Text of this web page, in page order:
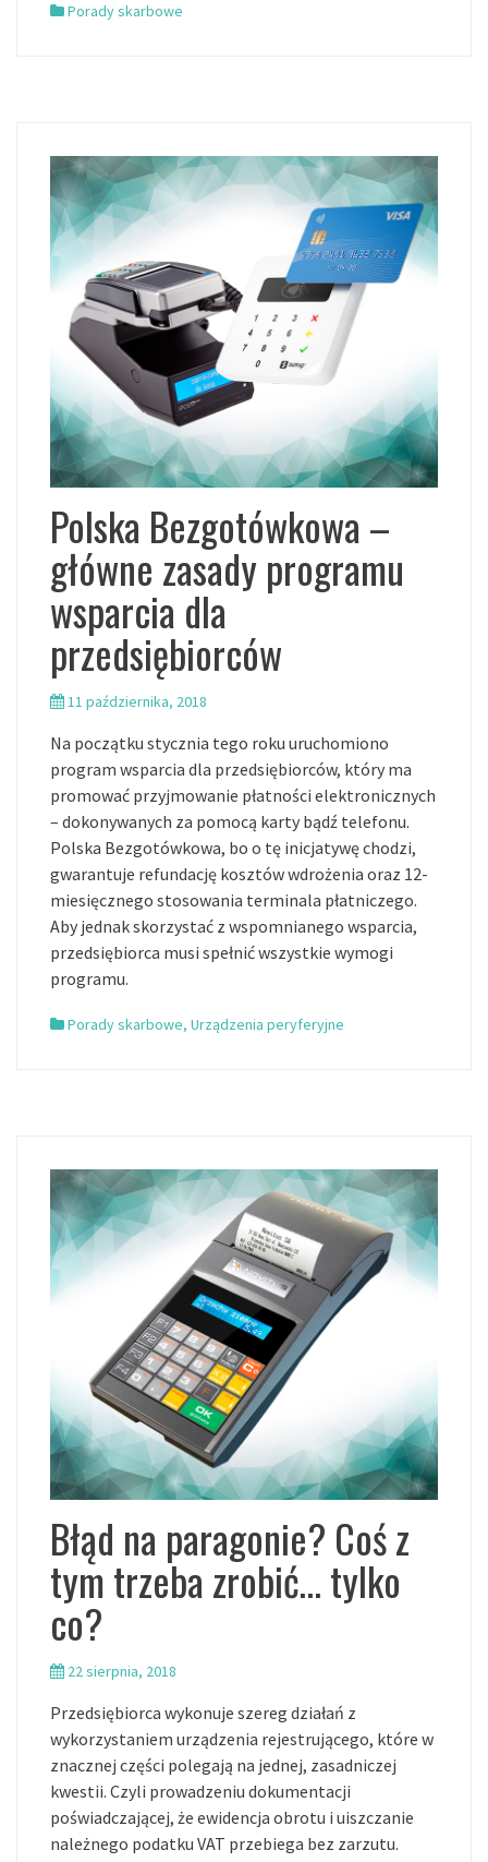
Porady skarbowe
Polska Bezgotówkowa –
główne zasady programu
wsparcia dla
przedsiębiorców
11 października, 2018
Na początku stycznia tego roku uruchomiono
program wsparcia dla przedsiębiorców, który ma
promować przyjmowanie płatności elektronicznych
– dokonywanych za pomocą karty bądź telefonu.
Polska Bezgotówkowa, bo o tę inicjatywę chodzi,
gwarantuje refundację kosztów wdrożenia oraz 12-
miesięcznego stosowania terminala płatniczego.
Aby jednak skorzystać z wspomnianego wsparcia,
przedsiębiorca musi spełnić wszystkie wymogi
programu.
Porady skarbowe, Urządzenia peryferyjne
Błąd na paragonie? Coś z
tym trzeba zrobić… tylko
co?
22 sierpnia, 2018
Przedsiębiorca wykonuje szereg działań z
wykorzystaniem urządzenia rejestrującego, które w
znacznej części polegają na jednej, zasadniczej
kwestii. Czyli prowadzeniu dokumentacji
poświadczającej, że ewidencja obrotu i uiszczanie
należnego podatku VAT przebiega bez zarzutu.